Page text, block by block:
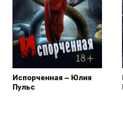
Испорченная — Юлия
Пульс